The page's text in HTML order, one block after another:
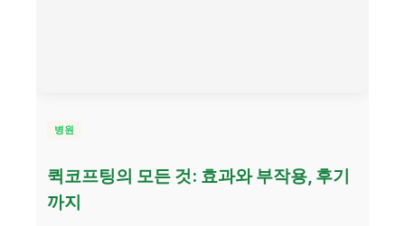
병원
퀵코프팅의 모든 것: 효과와 부작용, 후기
까지